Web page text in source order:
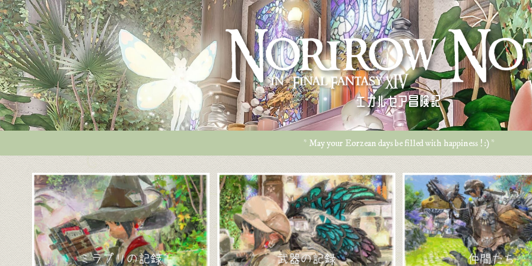
エオルゼア冒険記
* May your Eorzean days be filled with happiness ! :) *
ミラプリの記録 武器の記録 仲間たち